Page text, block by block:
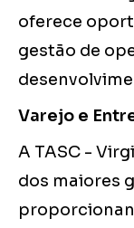
oferece
gestão de
Varejo e
A TASC -
dos maiores